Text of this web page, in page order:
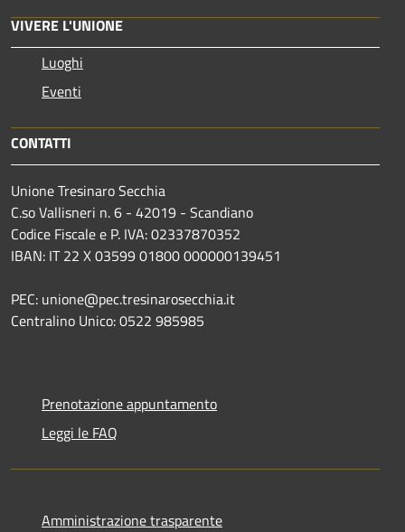
VIVERE L'UNIONE
Luoghi
Eventi
CONTATTI
Unione Tresinaro Secchia
C.so Vallisneri n. 6 - 42019 - Scandiano
Codice Fiscale e P. IVA: 02337870352
IBAN: IT 22 X 03599 01800 000000139451
PEC: unione@pec.tresinarosecchia.it
Centralino Unico: 0522 985985
Prenotazione appuntamento
Leggi le FAQ
Amministrazione trasparente